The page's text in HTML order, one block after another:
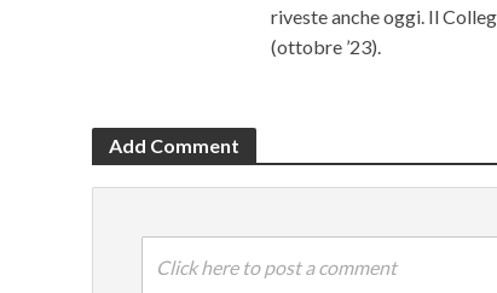
riveste anche oggi. Il
(ottobre ’23).
Add Comment
Click here to post a comment